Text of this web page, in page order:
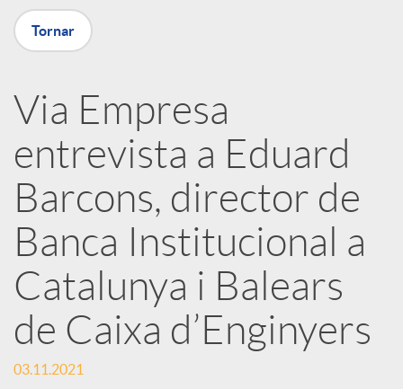
X
r
x
e
s
S
Tornar
Via Empresa
entrevista a Eduard
Barcons, director de
Banca Institucional a
Catalunya i Balears
de Caixa d’Enginyers
03.11.2021